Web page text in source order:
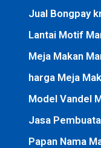
Jual Bongpay
Lantai Motif
Meja Makan
harga Meja
Model Vandel
Jasa
Papan Nama